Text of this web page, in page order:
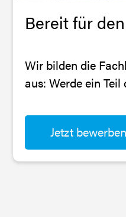
Bereit für
Wir bilden die
aus: Werde ein
Jetzt bewerben